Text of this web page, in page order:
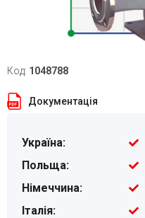
Код: 1048788
Документація
Україна:
Польща:
Німеччина:
Італія: